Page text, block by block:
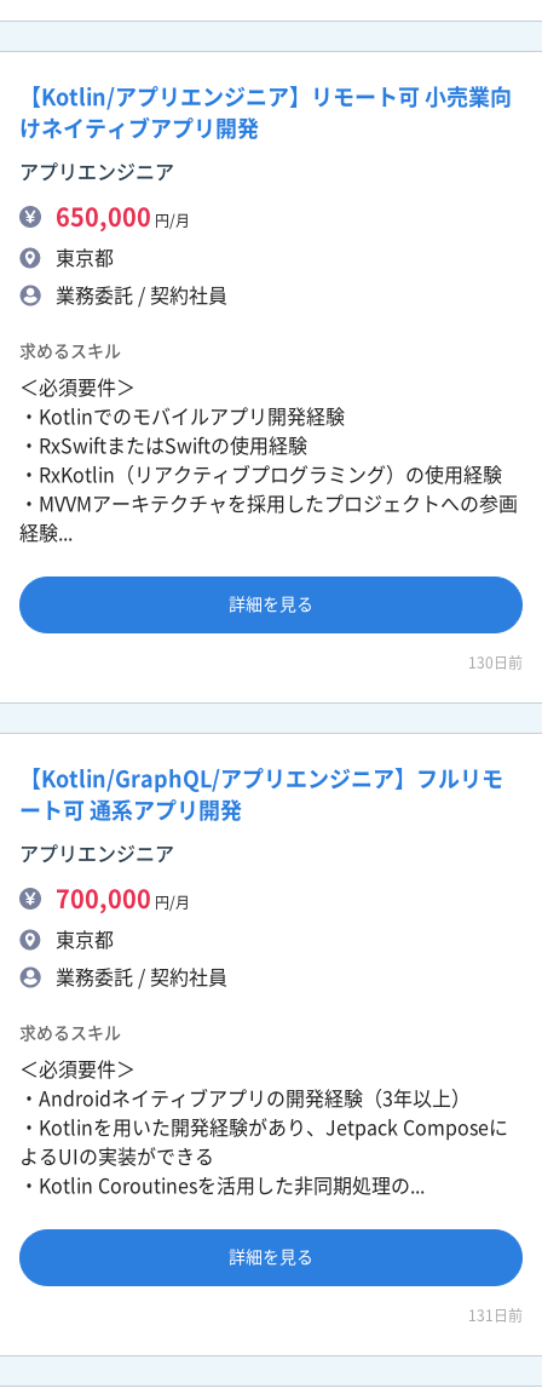
【Kotlin/アプリエンジニア】リモート可 小売業向
けネイティブアプリ開発
アプリエンジニア
650,000 円/月
東京都
業務委託 / 契約社員
求めるスキル
＜必須要件＞
・Kotlinでのモバイルアプリ開発経験
・RxSwiftまたはSwiftの使用経験
・RxKotlin（リアクティブプログラミング）の使用経験
・MVVMアーキテクチャを採用したプロジェクトへの参画
経験...
詳細を見る
130日前
【Kotlin/GraphQL/アプリエンジニア】フルリモ
ート可 通系アプリ開発
アプリエンジニア
700,000 円/月
東京都
業務委託 / 契約社員
求めるスキル
＜必須要件＞
・Androidネイティブアプリの開発経験（3年以上）
・Kotlinを用いた開発経験があり、Jetpack Composeに
よるUIの実装ができる
・Kotlin Coroutinesを活用した非同期処理の...
詳細を見る
131日前